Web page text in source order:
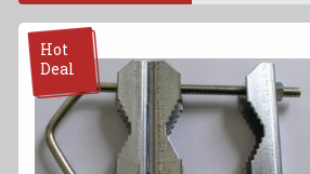
Hot
Deal